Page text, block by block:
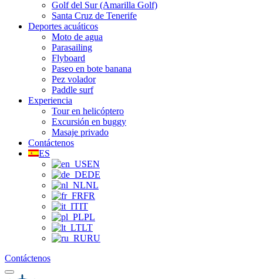
Golf del Sur (Amarilla Golf)
Santa Cruz de Tenerife
Deportes acuáticos
Moto de agua
Parasailing
Flyboard
Paseo en bote banana
Pez volador
Paddle surf
Experiencia
Tour en helicóptero
Excursión en buggy
Masaje privado
Contáctenos
ES
EN
DE
NL
FR
IT
PL
LT
RU
Contáctenos